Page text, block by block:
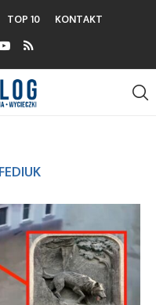
TOP 10 KONTAKT